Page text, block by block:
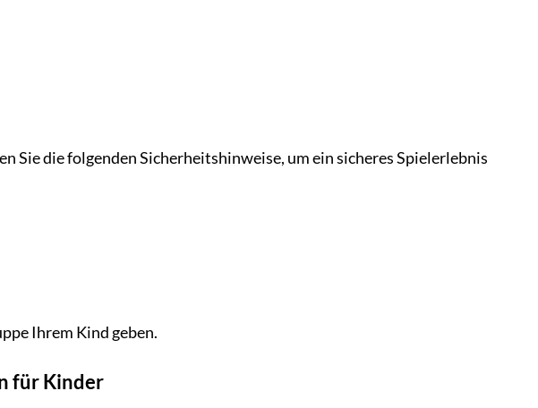
Sie die folgenden Sicherheitshinweise, um ein sicheres Spielerlebnis
Ihrem Kind geben.
für Kinder